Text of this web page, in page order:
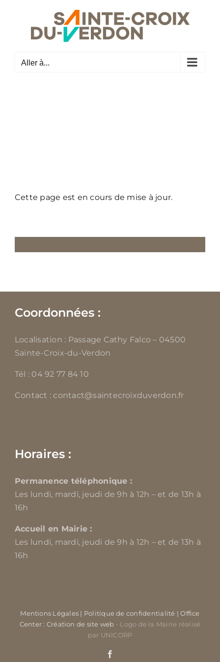
contenu
Aller à...
Cette page est en cours de mise à jour.
Coordonnées :
Localisation : Passage Cathy Falco – 04500
Sainte-Croix-du-Verdon
Tél : 04 92 77 84 10
Contact : contact@saintecroixduverdon.fr
Horaires :
Permanence téléphonique :
Les lundi, mardi, jeudi de 9h à 12h – et de 13h à
16h
Accueil en Mairie :
Les lundi, mardi, jeudi de 9h à 12h – et de 13h à
16h
Mentions Légales | Politique de confidentialité | Office
Center : Création de site web - Logo de la Mairie réalisé
par UNICORP